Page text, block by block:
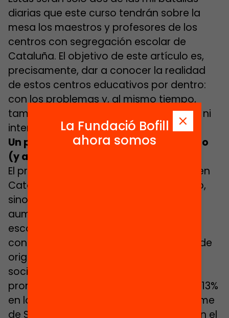
diarias que este curso tendrán sobre la
mesa los maestros y profesores de los
centros con segregación escolar de
Cataluña. El objetivo de este artículo es,
precisamente, dar a conocer la realidad
de estos centros educativos por dentro:
con los problemas y, al mismo tiempo,
también con las soluciones. Sin tópicos ni
intermediarios. Que hablen ellos.
Un problema educativo poco conocido
(y a menudo mal explicado)
El problema de la segregación escolar en
Cataluña no solo no está disminuyendo,
sino que en estos últimos tiempos ha
aumentado. El índice de segregación
escolar, fenómeno por el que se
concentran porcentajes de alumnado de
origen inmigrante o de nivel
socioeconómico bajo por encima del
promedio del barrio, ha aumentado un 13%
en los últimos diez años. Según un informe
de Save The Children, España se sitúa en el
La Fundació Bofill
ahora somos